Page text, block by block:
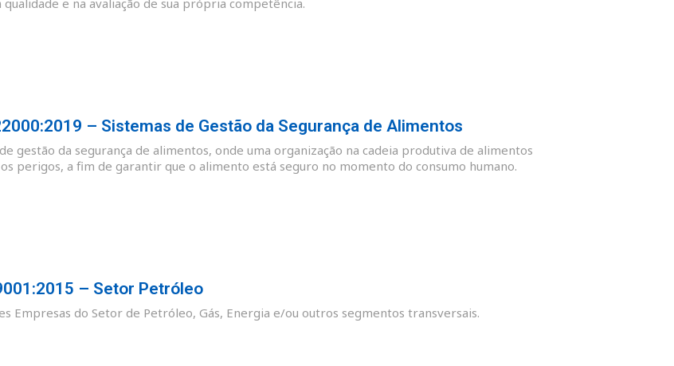
e na avaliação de sua própria competência.
– Sistemas de Gestão da Segurança de Alimentos
gestão da segurança de alimentos, onde uma organização na cadeia produtiva de alimentos
perigos, a fim de garantir que o alimento está seguro no momento do consumo humano.
– Setor Petróleo
Empresas do Setor de Petróleo, Gás, Energia e/ou outros segmentos transversais.